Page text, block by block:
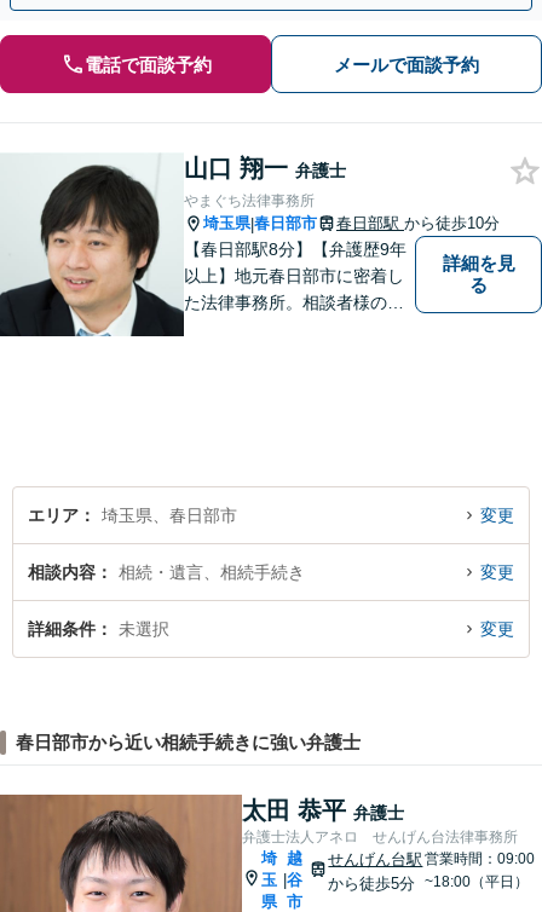
電話で面談予約 メールで面談予約
山口 翔一 弁護士
やまぐち法律事務所
埼玉県|春日部市 春日部駅 から徒歩10分
【春日部駅8分】【弁護歴9年
以上】地元春日部市に密着し
た法律事務所。相談者様のお
詳細を見
る
エリア 埼玉県、春日部市 変更
相談内容 相続・遺言、相続手続き 変更
詳細条件 未選択 変更
春日部市から近い相続手続きに強い弁護士
太田 恭平 弁護士
弁護士法人アネロ せんげん台法律事務所
埼
玉
県
|
越
谷
市
せんげん台駅
から徒歩5分
営業時間：09:00
~18:00（平日）